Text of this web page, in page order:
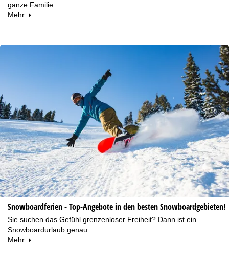
ganze Familie. …
Mehr
Snowboardferien - Top-Angebote in den besten Snowboardgebieten!
Sie suchen das Gefühl grenzenloser Freiheit? Dann ist ein
Snowboardurlaub genau …
Mehr